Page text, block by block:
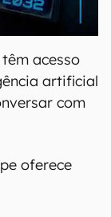
acesso
artificial
com
oferece